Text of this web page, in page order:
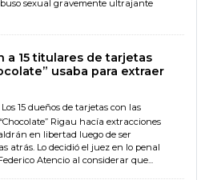
sexual gravemente ultrajante
a 15 titulares de tarjetas
usaba para extraer
Los 15 dueños de tarjetas con las
Rigau hacía extracciones
en libertad luego de ser
atrás. Lo decidió el juez en lo penal
Atencio al considerar que...